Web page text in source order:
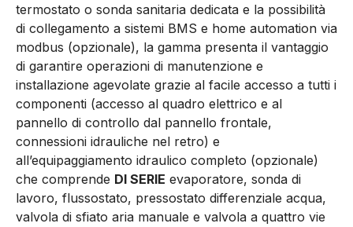
termostato o sonda sanitaria dedicata e la possibilità
di collegamento a sistemi BMS e home automation via
modbus (opzionale), la gamma presenta il vantaggio
di garantire operazioni di manutenzione e
installazione agevolate grazie al facile accesso a tutti i
componenti (accesso al quadro elettrico e al
pannello di controllo dal pannello frontale,
connessioni idrauliche nel retro) e
all’equipaggiamento idraulico completo (opzionale)
che comprende DI SERIE evaporatore, sonda di
lavoro, flussostato, pressostato differenziale acqua,
valvola di sfiato aria manuale e valvola a quattro vie